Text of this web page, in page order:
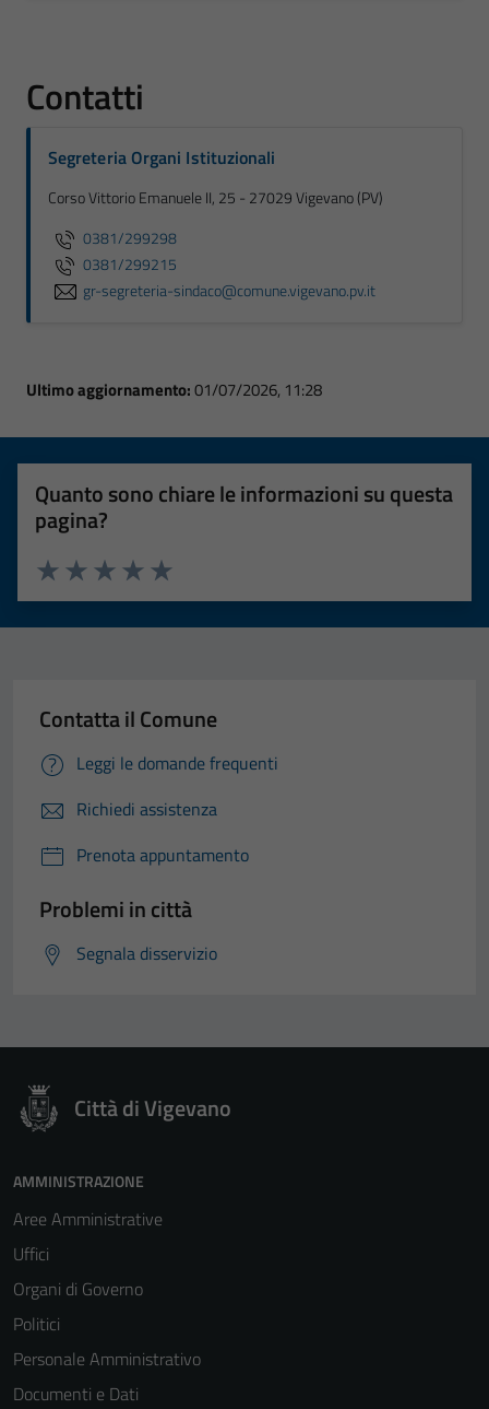
Contatti
Segreteria Organi Istituzionali
Corso Vittorio Emanuele II, 25 - 27029 Vigevano (PV)
0381/299298
0381/299215
gr-segreteria-sindaco@comune.vigevano.pv.it
Ultimo aggiornamento:01/07/2026, 11:28
Quanto sono chiare le informazioni su questa
pagina?
Valuta 5 stelle su 5
Valuta 4 stelle su 5
Valuta 3 stelle su 5
Valuta 2 stelle su 5
Valuta 1 stelle su 5
Contatta il Comune
Leggi le domande frequenti
Richiedi assistenza
Prenota appuntamento
Problemi in città
Segnala disservizio
Città di Vigevano
AMMINISTRAZIONE
Aree Amministrative
Uffici
Organi di Governo
Politici
Personale Amministrativo
Documenti e Dati